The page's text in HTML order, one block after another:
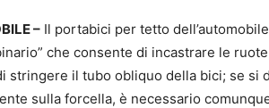
– Il portabici per tetto
che consente di incastrare le
stringere il tubo obliquo della bici; se si
sulla forcella, è necessario